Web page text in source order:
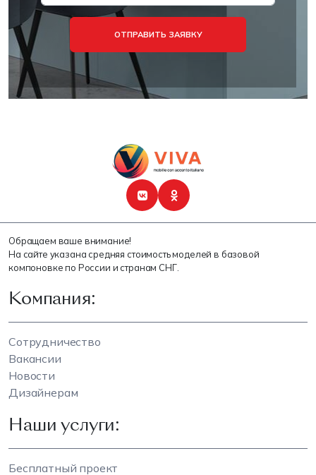
ОТПРАВИТЬ ЗАЯВКУ
Обращаем ваше внимание!
На сайте указана средняя стоимость моделей в базовой
компоновке по России и странам СНГ.
Компания:
Сотрудничество
Вакансии
Новости
Дизайнерам
Наши услуги:
Бесплатный проект